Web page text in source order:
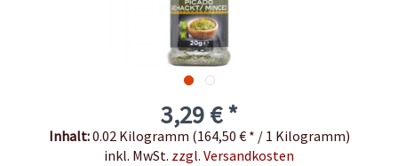
3,29 € *
Inhalt:0.02 Kilogramm (164,50 € * / 1 Kilogramm)
inkl. MwSt. zzgl. Versandkosten